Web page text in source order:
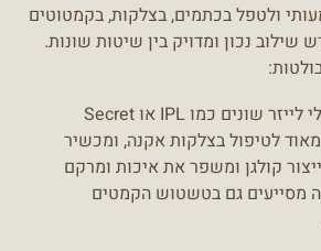
ולטפל בכתמים, בצלקות, בקמטוטים
שילוב נכון ומדויק בין שיטות שונות.
: טיפולי לייזר שונים כמו IPL או Secret
לטיפול בצלקות אקנה, ומכשיר
מעודד ייצור קולגן ומשפר את איכות ומרקם
מסייעים גם בטשטוש הקמטים